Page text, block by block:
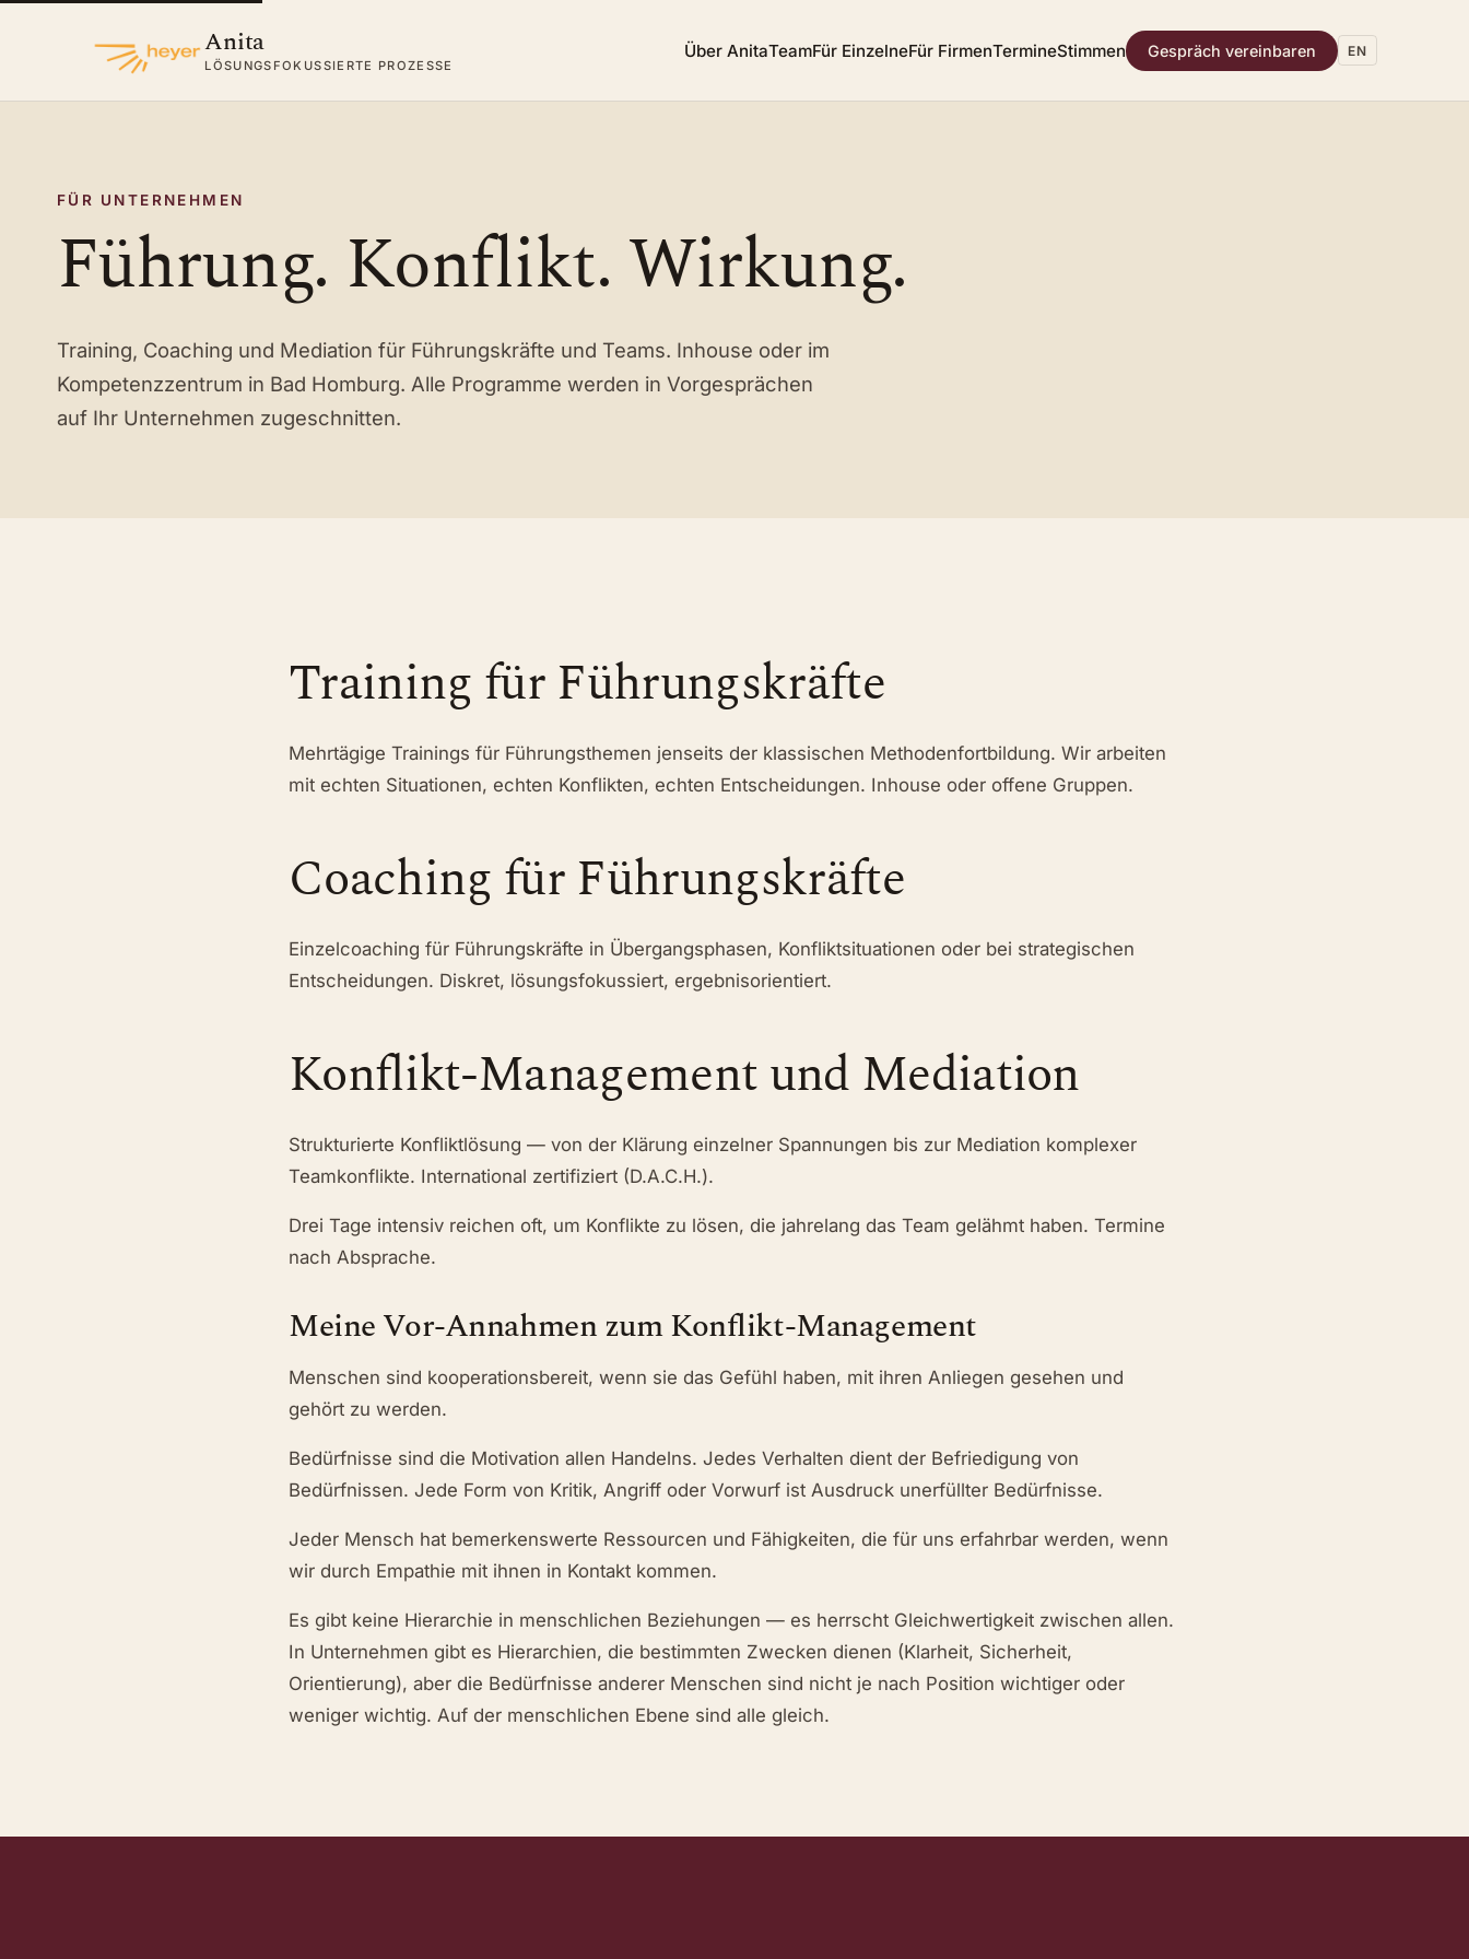
Anita
LÖSUNGSFOKUSSIERTE PROZESSE
Über AnitaTeamFür EinzelneFür FirmenTermineStimmen Gespräch vereinbaren EN
FÜR UNTERNEHMEN
Führung. Konflikt. Wirkung.
Training, Coaching und Mediation für Führungskräfte und Teams. Inhouse oder im
Kompetenzzentrum in Bad Homburg. Alle Programme werden in Vorgesprächen
auf Ihr Unternehmen zugeschnitten.
Training für Führungskräfte
Mehrtägige Trainings für Führungsthemen jenseits der klassischen Methodenfortbildung. Wir arbeiten
mit echten Situationen, echten Konflikten, echten Entscheidungen. Inhouse oder offene Gruppen.
Coaching für Führungskräfte
Einzelcoaching für Führungskräfte in Übergangsphasen, Konfliktsituationen oder bei strategischen
Entscheidungen. Diskret, lösungsfokussiert, ergebnisorientiert.
Konflikt-Management und Mediation
Strukturierte Konfliktlösung — von der Klärung einzelner Spannungen bis zur Mediation komplexer
Teamkonflikte. International zertifiziert (D.A.C.H.).
Drei Tage intensiv reichen oft, um Konflikte zu lösen, die jahrelang das Team gelähmt haben. Termine
nach Absprache.
Meine Vor-Annahmen zum Konflikt-Management
Menschen sind kooperationsbereit, wenn sie das Gefühl haben, mit ihren Anliegen gesehen und
gehört zu werden.
Bedürfnisse sind die Motivation allen Handelns. Jedes Verhalten dient der Befriedigung von
Bedürfnissen. Jede Form von Kritik, Angriff oder Vorwurf ist Ausdruck unerfüllter Bedürfnisse.
Jeder Mensch hat bemerkenswerte Ressourcen und Fähigkeiten, die für uns erfahrbar werden, wenn
wir durch Empathie mit ihnen in Kontakt kommen.
Es gibt keine Hierarchie in menschlichen Beziehungen — es herrscht Gleichwertigkeit zwischen allen.
In Unternehmen gibt es Hierarchien, die bestimmten Zwecken dienen (Klarheit, Sicherheit,
Orientierung), aber die Bedürfnisse anderer Menschen sind nicht je nach Position wichtiger oder
weniger wichtig. Auf der menschlichen Ebene sind alle gleich.